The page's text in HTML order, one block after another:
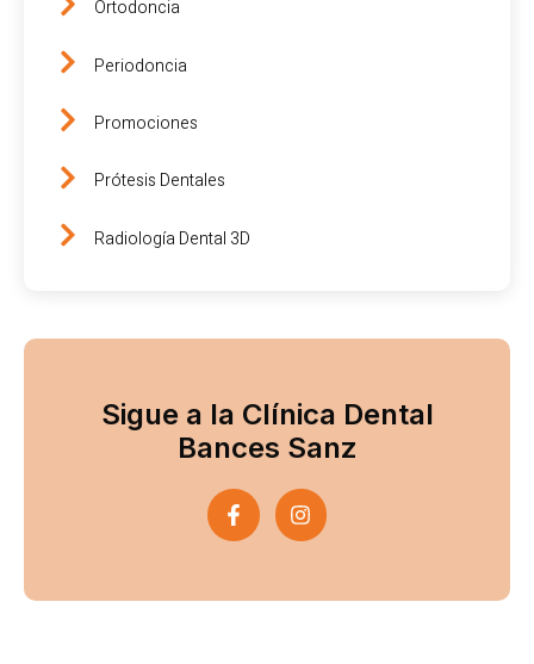
Ortodoncia
Periodoncia
Promociones
Prótesis Dentales
Radiología Dental 3D
Sigue a la Clínica Dental
Bances Sanz